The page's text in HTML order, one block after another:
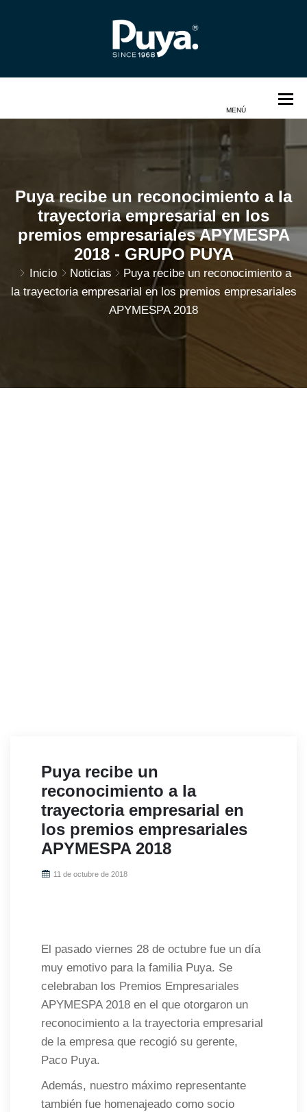
Puya recibe un reconocimiento a la
trayectoria empresarial en los
premios empresariales APYMESPA
2018 - GRUPO PUYA
Inicio Noticias
Puya recibe un reconocimiento a
la trayectoria empresarial en los premios empresariales
APYMESPA 2018
Puya recibe un
reconocimiento a la
trayectoria empresarial en
los premios empresariales
APYMESPA 2018
11 de octubre de 2018
El pasado viernes 28 de octubre fue un día
muy emotivo para la familia Puya. Se
celebraban los Premios Empresariales
APYMESPA 2018 en el que otorgaron un
reconocimiento a la trayectoria empresarial
de la empresa que recogió su gerente,
Paco Puya.
Además, nuestro máximo representante
también fue homenajeado como socio